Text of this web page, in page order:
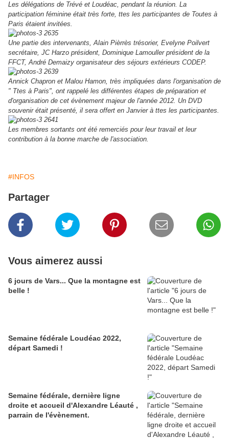
Les délégations de Trévé et Loudéac, pendant la réunion. La
participation féminine était très forte, ttes les participantes de Toutes à
Paris étaient invitées.
Une partie des intervenants, Alain Pièrrès trésorier, Evelyne Poilvert
secrétaire, JC Harzo président, Dominique Lamouller président de la
FFCT, André Demaizy organisateur des séjours extérieurs CODEP.
Annick Chapron et Malou Hamon, très impliquées dans l'organisation de
" Ttes à Paris", ont rappelé les différentes étapes de préparation et
d'organisation de cet évènement majeur de l'année 2012. Un DVD
souvenir était présenté, il sera offert en Janvier à ttes les participantes.
Les membres sortants ont été remerciés pour leur travail et leur
contribution à la bonne marche de l'association.
#INFOS
Partager
Vous aimerez aussi
6 jours de Vars... Que la montagne est
belle !
Semaine fédérale Loudéac 2022,
départ Samedi !
Semaine fédérale, dernière ligne
droite et accueil d'Alexandre Léauté ,
parrain de l'évènement.